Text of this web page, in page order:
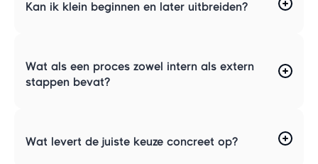
Kan ik klein beginnen en later uitbreiden?
Wat als een proces zowel intern als extern
stappen bevat?
Wat levert de juiste keuze concreet op?